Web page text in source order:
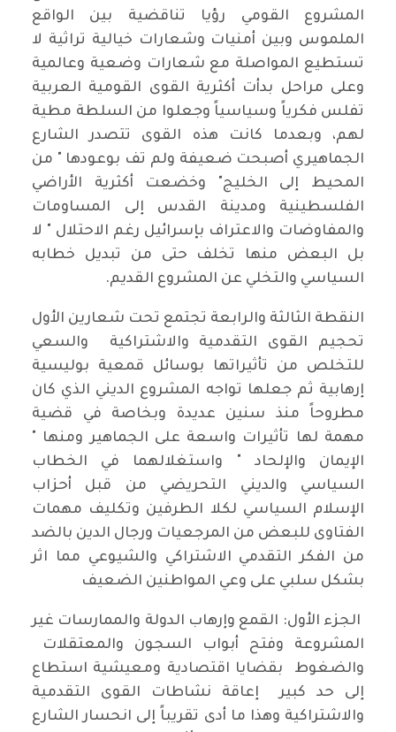
المشروع القومي رؤيا تناقضية بين الواقع
الملموس وبين أمنيات وشعارات خيالية تراثية لا
تستطيع المواصلة مع شعارات وضعية وعالمية
وعلى مراحل بدأت أكثرية القوى القومية العربية
تفلس فكرياً وسياسياً وجعلوا من السلطة مطية
لهم، وبعدما كانت هذه القوى تتصدر الشارع
الجماهيري أصبحت ضعيفة ولم تف بوعودها " من
المحيط إلى الخليج" وخضعت أكثرية الأراضي
الفلسطينية ومدينة القدس إلى المساومات
والمفاوضات والاعتراف بإسرائيل رغم الاحتلال " لا
بل البعض منها تخلف حتى من تبديل خطابه
السياسي والتخلي عن المشروع القديم.
النقطة الثالثة والرابعة تجتمع تحت شعارين الأول
تحجيم القوى التقدمية والاشتراكية والسعي
للتخلص من تأثيراتها بوسائل قمعية بوليسية
إرهابية ثم جعلها تواجه المشروع الديني الذي كان
مطروحاً منذ سنين عديدة وبخاصة في قضية
مهمة لها تأثيرات واسعة على الجماهير ومنها "
الإيمان والإلحاد " واستغلالهما في الخطاب
السياسي والديني التحريضي من قبل أحزاب
الإسلام السياسي لكلا الطرفين وتكليف مهمات
الفتاوى للبعض من المرجعيات ورجال الدين بالضد
من الفكر التقدمي الاشتراكي والشيوعي مما اثر
بشكل سلبي على وعي المواطنين الضعيف
الجزء الأول: القمع وإرهاب الدولة والممارسات غير
المشروعة وفتح أبواب السجون والمعتقلات
والضغوط بقضايا اقتصادية ومعيشية استطاع
إلى حد كبير إعاقة نشاطات القوى التقدمية
والاشتراكية وهذا ما أدى تقريباً إلى انحسار الشارع